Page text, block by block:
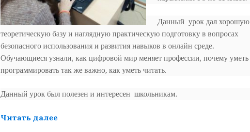
Данный урок дал хорошую
теоретическую базу и наглядную практическую подготовку в вопросах
безопасного использования и развития навыков в онлайн среде.
Обучающиеся узнали, как цифровой мир меняет профессии, почему уметь
программировать так же важно, как уметь читать.
Данный урок был полезен и интересен школьникам.
Читать далее«Урок Цифры»